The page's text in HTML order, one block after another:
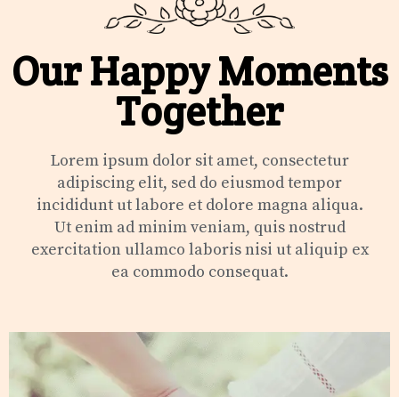
Our Happy Moments
Together
Lorem ipsum dolor sit amet, consectetur
adipiscing elit, sed do eiusmod tempor
incididunt ut labore et dolore magna aliqua.
Ut enim ad minim veniam, quis nostrud
exercitation ullamco laboris nisi ut aliquip ex
ea commodo consequat.